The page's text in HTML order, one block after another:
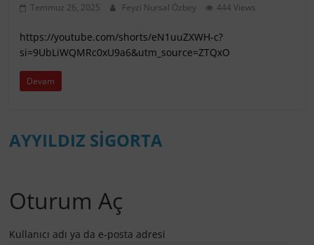
Temmuz 26, 2025 Feyzi Nursal Özbey 444 Views
https://youtube.com/shorts/eN1uuZXWH-c?
si=9UbLiWQMRc0xU9a6&utm_source=ZTQxO
Devam
AYYILDIZ SİGORTA
Oturum Aç
Kullanıcı adı ya da e-posta adresi